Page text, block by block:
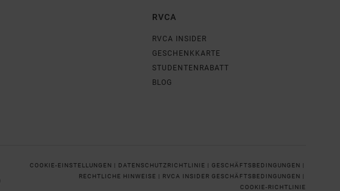
RVCA
RVCA INSIDER
GESCHENKKARTE
STUDENTENRABATT
BLOG
COOKIE-EINSTELLUNGEN | DATENSCHUTZRICHTLINIE | GESCHÄFTSBEDINGUNGEN |
RECHTLICHE HINWEISE | RVCA INSIDER GESCHÄFTSBEDINGUNGEN |
COOKIE-RICHTLINIE